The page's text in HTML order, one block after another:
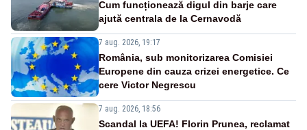
Cum funcționează digul din barje care
ajută centrala de la Cernavodă
7 aug. 2026, 19:17
România, sub monitorizarea Comisiei
Europene din cauza crizei energetice. Ce
cere Victor Negrescu
7 aug. 2026, 18:56
Scandal la UEFA! Florin Prunea, reclamat